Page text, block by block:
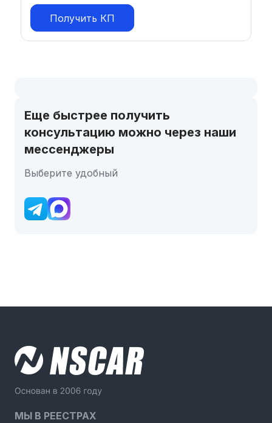
Получить КП
Еще быстрее получить
консультацию можно через наши
мессенджеры
Выберите удобный
МЫ В РЕЕСТРАХ